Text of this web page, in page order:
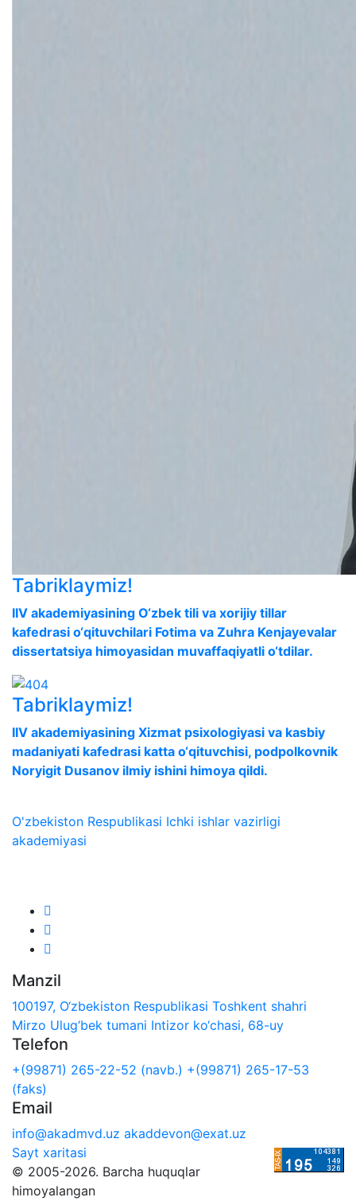
Tabriklaymiz!
IIV akademiyasining O‘zbek tili va xorijiy tillar
kafedrasi o‘qituvchilari Fotima va Zuhra Kenjayevalar
dissertatsiya himoyasidan muvaffaqiyatli o‘tdilar.
Tabriklaymiz!
IIV akademiyasining Xizmat psixologiyasi va kasbiy
madaniyati kafedrasi katta o‘qituvchisi, podpolkovnik
Noryigit Dusanov ilmiy ishini himoya qildi.
O'zbekiston Respublikasi Ichki ishlar vazirligi
akademiyasi
Manzil
100197, O‘zbekiston Respublikasi Toshkent shahri
Mirzo Ulug‘bek tumani Intizor ko‘chasi, 68-uy
Telefon
+(99871) 265-22-52 (navb.) +(99871) 265-17-53
(faks)
Email
info@akadmvd.uz akaddevon@exat.uz
Sayt xaritasi
© 2005-2026. Barcha huquqlar
himoyalangan